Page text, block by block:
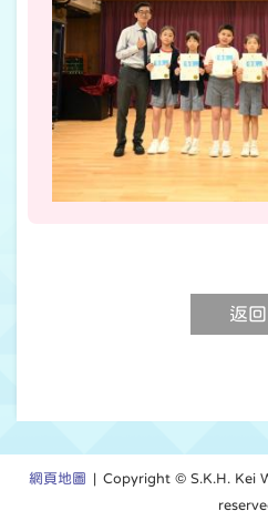
返回
網頁地圖 | Copyright © S.K.H. Kei